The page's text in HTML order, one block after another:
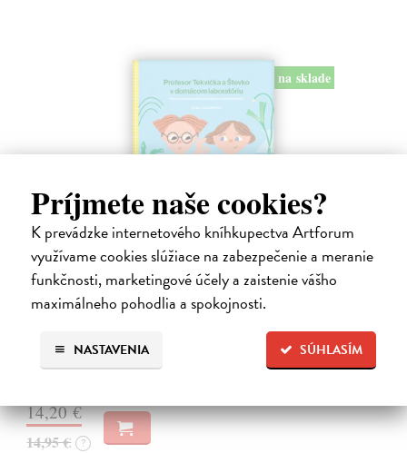
Príjmete naše cookies?
K prevádzke internetového kníhkupectva Artforum
využívame cookies slúžiace na zabezpečenie a meranie
funkčnosti, marketingové účely a zaistenie vášho
maximálneho pohodlia a spokojnosti.
SÚHLASÍM
NASTAVENIA
na sklade
Profesor Tekvička a Števko v domácom
laboratóriu
Šušaníková Ivana | Kniha
Vedeli ste, že si doma môžete vyrobiť soľné šperky, vlastné jogurty,
recyklovaný papier aj dúhu? Vyskúšajte so svojimi deťmi tridsať
jednoduchých pokusov s bežnými predmetmi a materiálmi.
14,20 €
14,95 € ?